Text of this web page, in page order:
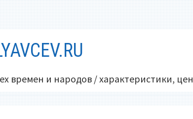
времен и народов / характеристики,